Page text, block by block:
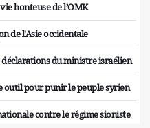
honteuse de l’OMK
de l'Asie occidentale
du ministre israélien
outil pour punir le peuple syrien
contre le régime sioniste